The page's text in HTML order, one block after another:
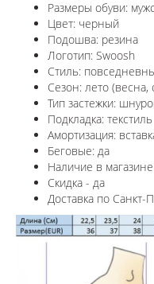
Размеры обуви:
Цвет: черный
Подошва: резина
Логотип: Swoosh
Стиль:
Сезон: лето (весна,
Тип застежки:
Подкладка: текстиль
Амортизация:
Беговые: да
Наличие в
Скидка - да
Доставка по Санкт-